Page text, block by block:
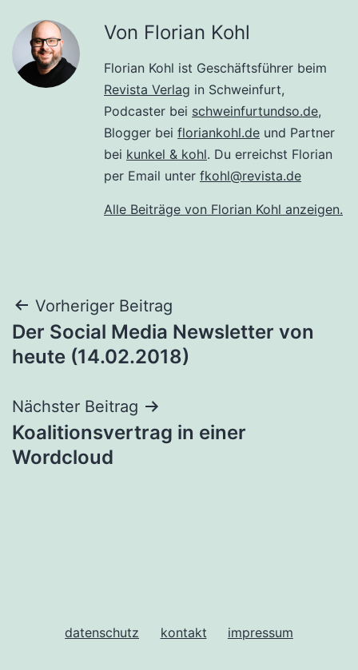
Von Florian Kohl
Florian Kohl ist Geschäftsführer beim
Revista Verlag in Schweinfurt,
Podcaster bei schweinfurtundso.de,
Blogger bei floriankohl.de und Partner
bei kunkel & kohl. Du erreichst Florian
per Email unter fkohl@revista.de
Alle Beiträge von Florian Kohl anzeigen.
Beitragsnavigation
Vorheriger Beitrag
Der Social Media Newsletter von
heute (14.02.2018)
Nächster Beitrag
Koalitionsvertrag in einer
Wordcloud
datenschutz kontakt impressum